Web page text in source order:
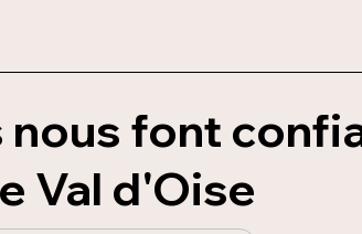
nous font
Val d'Oise